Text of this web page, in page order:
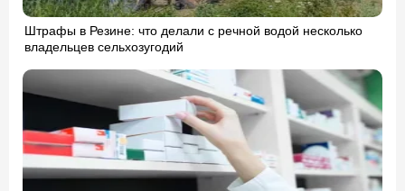
Штрафы в Резине: что делали с речной водой несколько
владельцев сельхозугодий